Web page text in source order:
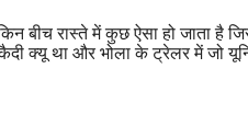
बीच रास्ते में कुछ ऐसा हो जाता
क्यू था और भोला के ट्रेलर में जो